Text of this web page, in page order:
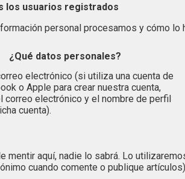
los usuarios registrados
personal procesamos y cómo lo
¿Qué datos personales?
electrónico (si utiliza una cuenta de
o Apple para crear nuestra cuenta,
correo electrónico y el nombre de perfil
cuenta).
mentir aquí, nadie lo sabrá. Lo
cuando comente o publique